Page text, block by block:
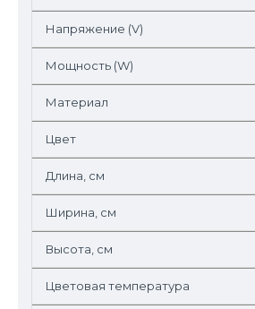
Напряжение (V)
Мощность (W)
Материал
Цвет
Длина, см
Ширина, см
Высота, см
Цветовая температура